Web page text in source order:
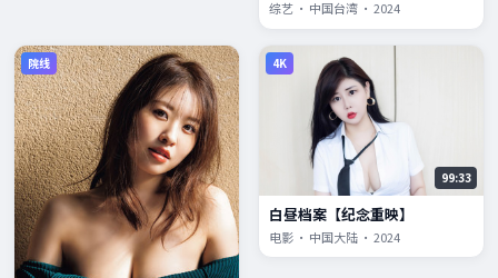
综艺 · 中国台湾 · 2024
院线 4K
99:33
白昼档案【纪念重映】
电影 · 中国大陆 · 2024